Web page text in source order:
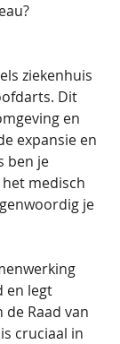
ziekenhuis
Dit
en
expansie en
ben je
medisch
je
en legt
Raad van
cruciaal in